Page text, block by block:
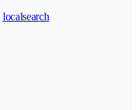
localsearch